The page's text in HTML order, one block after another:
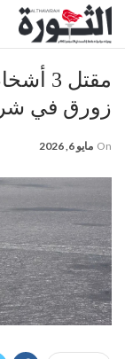
زورق في
On مايو 6, 2026